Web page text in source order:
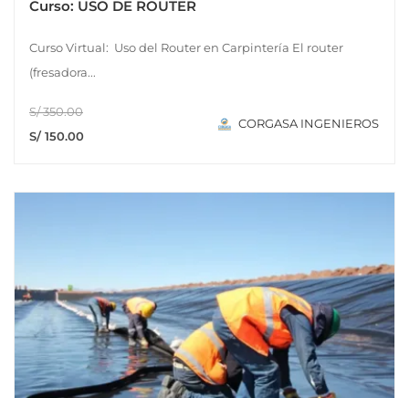
Curso: USO DE ROUTER
Curso Virtual: Uso del Router en Carpintería El router
(fresadora...
S/ 350.00
S/ 150.00
CORGASA INGENIEROS